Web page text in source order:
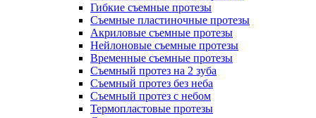
Гибкие съемные протезы
Съемные пластиночные протезы
Акриловые съемные протезы
Нейлоновые съемные протезы
Временные съемные протезы
Съемный протез на 2 зуба
Съемный протез без неба
Съемный протез с небом
Термопластовые протезы